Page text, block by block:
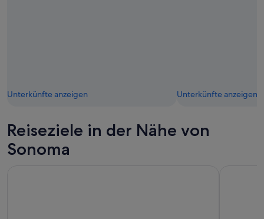
Unterkünfte anzeigen Unterkünfte anzeigen
Reiseziele in der Nähe von
Sonoma